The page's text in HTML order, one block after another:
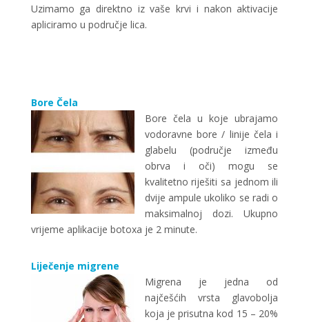
Uzimamo ga direktno iz vaše krvi i nakon aktivacije
apliciramo u područje lica.
Bore Čela
Bore čela u koje ubrajamo
vodoravne bore / linije čela i
glabelu (područje između
obrva i oči) mogu se
kvalitetno riješiti sa jednom ili
dvije ampule ukoliko se radi o
maksimalnoj dozi. Ukupno
vrijeme aplikacije botoxa je 2 minute.
Liječenje migrene
Migrena je jedna od
najčešćih vrsta glavobolja
koja je prisutna kod 15 – 20%